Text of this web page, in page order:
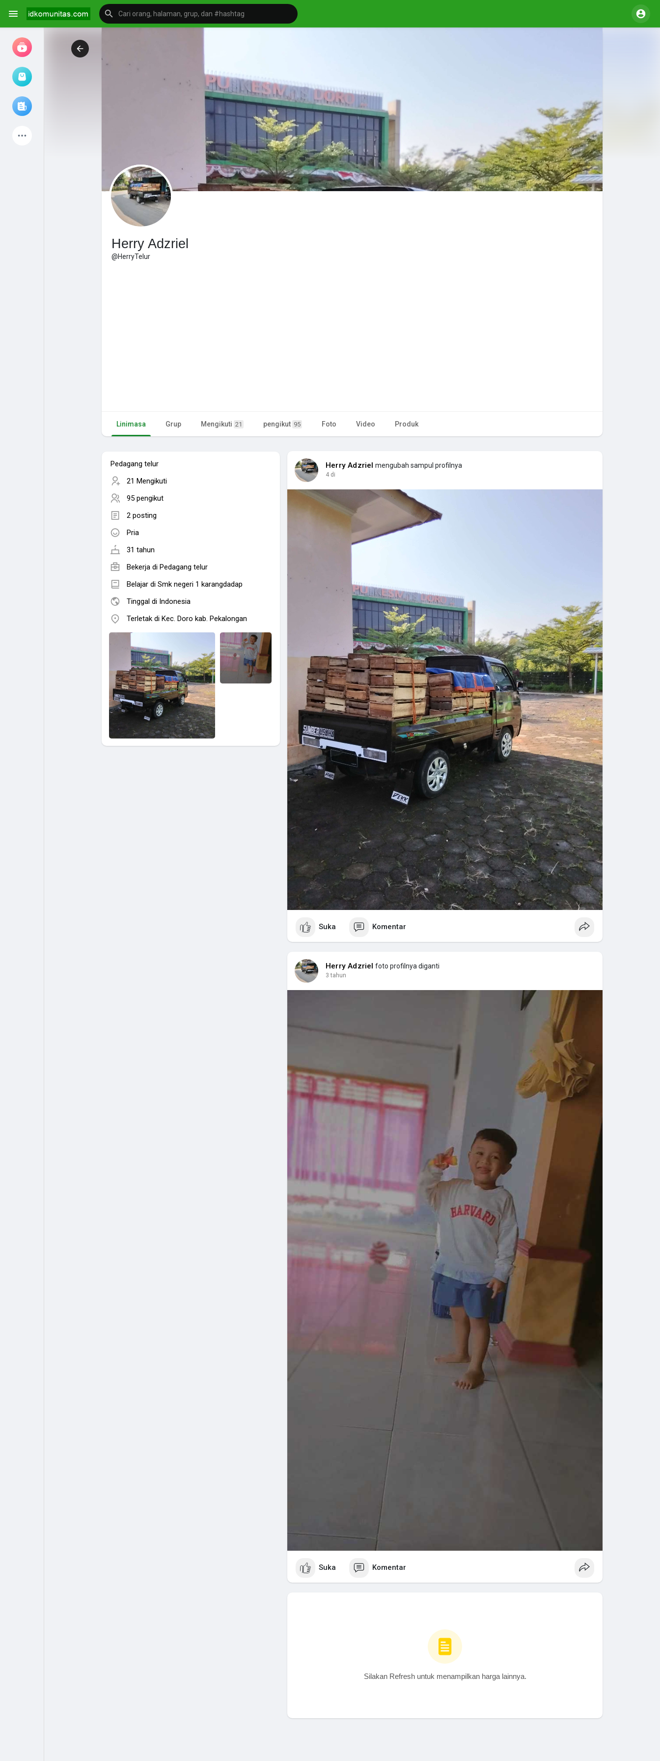
postingan populer
Herry Adzriel
@HerryTelur
Linimasa Grup Mengikuti 21 pengikut 95 Foto Video Produk
Pedagang telur
21 Mengikuti
95 pengikut
2 posting
Pria
31 tahun
Bekerja di Pedagang telur
Belajar di Smk negeri 1 karangdadap
Tinggal di Indonesia
Terletak di Kec. Doro kab. Pekalongan
Herry Adzriel mengubah sampul profilnya
4 di
Suka Komentar
Herry Adzriel foto profilnya diganti
3 tahun
Suka Komentar
Silakan Refresh untuk menampilkan harga lainnya.